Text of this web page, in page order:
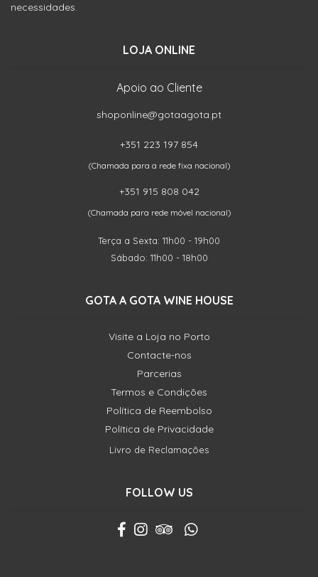
necessidades.
LOJA ONLINE
Apoio ao Cliente
shoponline@gotaagota.pt
+351 223 197 854
(Chamada para a rede fixa nacional)
+351 915 808 042
(Chamada para rede móvel nacional)
Terça a Sexta: 11h00 - 19h00
Sábado: 11h00 - 18h00
GOTA A GOTA WINE HOUSE
Visite a Loja no Porto
Contacte-nos
Parcerias
Termos e Condições
Política de Reembolso
Política de Privacidade
Livro de Reclamações
FOLLOW US